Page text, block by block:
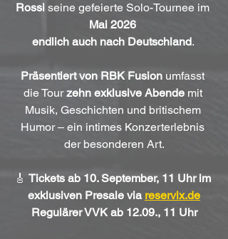
Rossi seine gefeierte Solo-Tournee im
Mai 2026
endlich auch nach Deutschland.
Präsentiert von RBK Fusion umfasst
die Tour zehn exklusive Abende mit
Musik, Geschichten und britischem
Humor – ein intimes Konzerterlebnis
der besonderen Art.
🎸 Tickets ab 10. September, 11 Uhr im
exklusiven Presale via reservix.de
Regulärer VVK ab 12.09., 11 Uhr